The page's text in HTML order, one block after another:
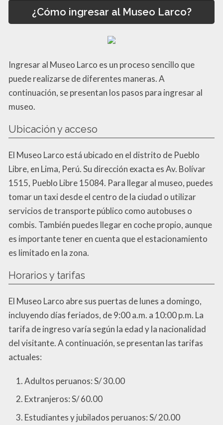
¿Cómo ingresar al Museo Larco?
Ingresar al Museo Larco es un proceso sencillo que
puede realizarse de diferentes maneras. A
continuación, se presentan los pasos para ingresar al
museo.
Ubicación y acceso
El Museo Larco está ubicado en el distrito de Pueblo
Libre, en Lima, Perú. Su dirección exacta es Av. Bolívar
1515, Pueblo Libre 15084. Para llegar al museo, puedes
tomar un taxi desde el centro de la ciudad o utilizar
servicios de transporte público como autobuses o
combis. También puedes llegar en coche propio, aunque
es importante tener en cuenta que el estacionamiento
es limitado en la zona.
Horarios y tarifas
El Museo Larco abre sus puertas de lunes a domingo,
incluyendo días feriados, de 9:00 a.m. a 10:00 p.m. La
tarifa de ingreso varía según la edad y la nacionalidad
del visitante. A continuación, se presentan las tarifas
actuales:
Adultos peruanos: S/ 30.00
Extranjeros: S/ 60.00
Estudiantes y jubilados peruanos: S/ 20.00